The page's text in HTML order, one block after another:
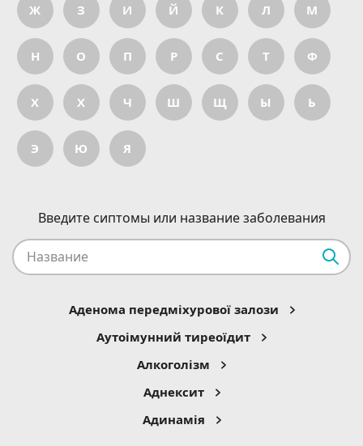
Ж З И Й К Л М
Н О П Р С Т Ф
Х Х Ч Ш Щ Ы Ь
Э Ю Я
Введите сиптомы или название заболевания
Аденома передміхурової залози
Аутоімунний тиреоїдит
Алкоголізм
Аднексит
Адинамія